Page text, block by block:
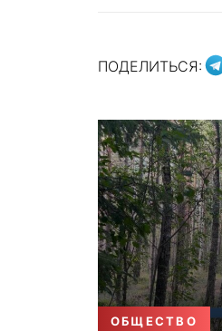
ПОДЕЛИТЬСЯ:
ОБЩЕСТВО